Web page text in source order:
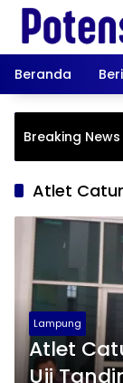
Langsung
konten
Beranda
Breaking News
Balinuraga Cetak
Egi Dapat
Atlet
Lampung
Atlet
Uji